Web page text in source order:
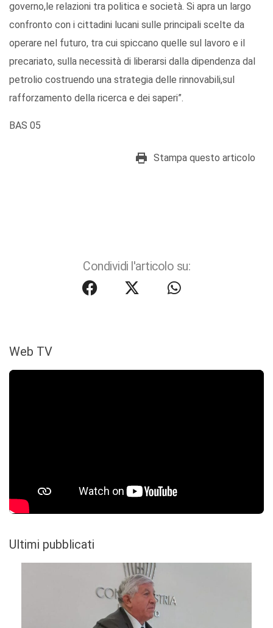
governo,le relazioni tra politica e società. Si apra un largo
confronto con i cittadini lucani sulle principali scelte da
operare nel futuro, tra cui spiccano quelle sul lavoro e il
precariato, sulla necessità di liberarsi dalla dipendenza dal
petrolio costruendo una strategia delle rinnovabili,sul
rafforzamento della ricerca e dei saperi”.
BAS 05
Stampa questo articolo
Condividi l'articolo su:
Web TV
Ultimi pubblicati